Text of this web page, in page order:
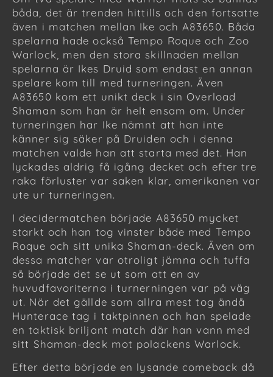
båda, det är trenden hittills och den fortsatte
även i matchen mellan Ike och A83650. Båda
spelarna hade också Tempo Roque och Zoo
Warlock, men den stora skillnaden mellan
spelarna är Ikes Druid som endast en annan
spelare kom till med turneringen. Även
A83650 kom ett unikt deck i sin Overload
Shaman som han är helt ensam om. Under
turneringen har Ike nämnt att han inte
känner sig säker på Druiden och i denna
matchen valde han att starta med det. Han
lyckades aldrig få igång decket och efter tre
raka förluster var saken klar, amerikanen var
ute ur turneringen.
I decidermatchen började A83650 mycket
starkt och han tog vinster både med Tempo
Roque och sitt unika Shaman-deck. Även om
dessa matcher var otroligt jämna och tuffa
så började det se ut som att en av
huvudfavoriterna i turnerningen var på väg
ut. När det gällde som allra mest tog ändå
Hunterace tag i taktpinnen och han spelade
en taktisk briljant match där han vann med
sitt Shaman-deck mot polackens Warlock.
Efter detta började en lysande comeback då